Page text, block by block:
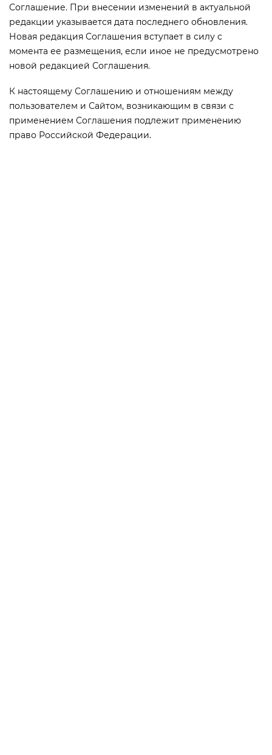
Соглашение. При внесении изменений в актуальной
редакции указывается дата последнего обновления.
Новая редакция Соглашения вступает в силу с
момента ее размещения, если иное не предусмотрено
новой редакцией Соглашения.
К настоящему Соглашению и отношениям между
пользователем и Сайтом, возникающим в связи с
применением Соглашения подлежит применению
право Российской Федерации.